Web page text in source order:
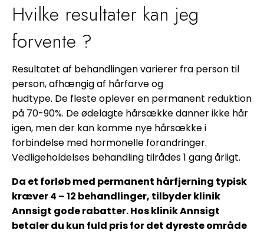
Hvilke resultater kan jeg
forvente ?
Resultatet af behandlingen varierer fra person til
person, afhængig af hårfarve og
hudtype. De fleste oplever en permanent reduktion
på 70-90%. De ødelagte hårsække danner ikke hår
igen, men der kan komme nye hårsække i
forbindelse med hormonelle forandringer.
Vedligeholdelses behandling tilrådes 1 gang årligt.
Da et forløb med permanent hårfjerning typisk
kræver 4 – 12 behandlinger, tilbyder klinik
Annsigt gode rabatter. Hos klinik Annsigt
betaler du kun fuld pris for det dyreste område